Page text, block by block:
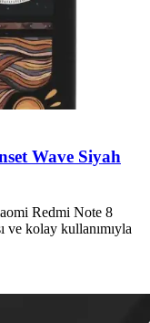
Wave Siyah
Redmi Note 8
ve kolay kullanımıyla